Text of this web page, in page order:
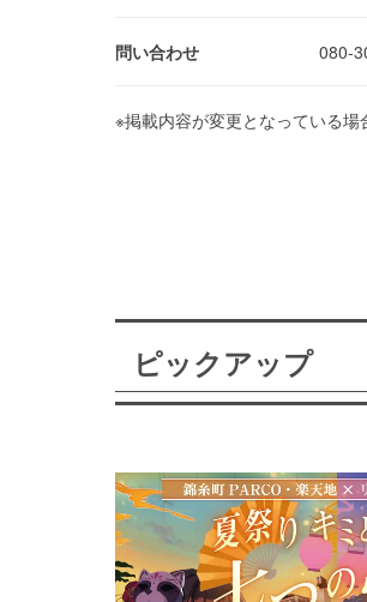
問い合わせ 080-
※掲載内容が変更となっている場
ピックアップ